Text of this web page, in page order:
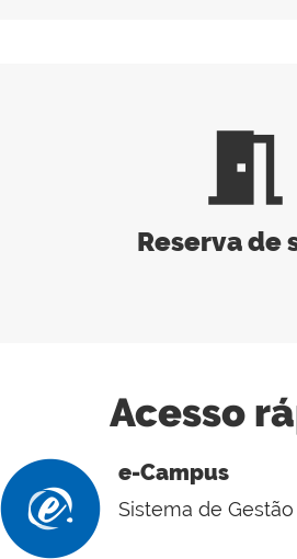
meeting_room
Reserva de
Acesso
e-Campus
Sistema de